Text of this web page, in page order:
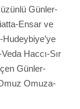
Günler-
Ensar ve
Haccı-Sır
Günler-
Omuza-